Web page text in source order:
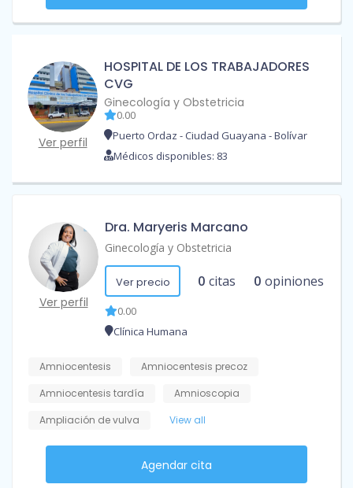
Ver perfil
HOSPITAL DE LOS TRABAJADORES
CVG
Ginecología y Obstetricia
0.00
Puerto Ordaz - Ciudad Guayana - Bolívar
Médicos disponibles: 83
Ver perfil
Dra. Maryeris Marcano
Ginecología y Obstetricia
Ver precio 0 citas 0 opiniones
0.00
Clínica Humana
Amniocentesis
Amniocentesis precoz
Amniocentesis tardía
Amnioscopia
Ampliación de vulva
View all
Agendar cita